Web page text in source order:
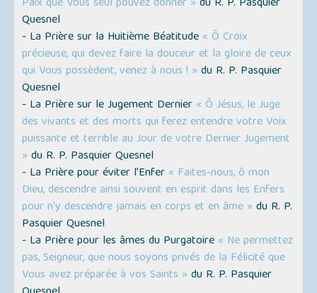
Quesnel
- La Prière sur la Huitième Béatitude « Ô Croix
précieuse, qui devez faire la douceur et la gloire de ceux
qui Vous possèdent, venez à nous ! » du R. P. Pasquier
Quesnel
- La Prière sur le Jugement Dernier « Ô Jésus, le Juge
des vivants et des morts qui ferez entendre votre Voix
puissante et terrible au Jour de votre Dernier Jugement
» du R. P. Pasquier Quesnel
- La Prière pour éviter l’Enfer « Faites-nous, ô mon
Dieu, descendre ainsi souvent en esprit dans les Enfers
pour n'y descendre jamais en corps et en âme » du R. P.
Pasquier Quesnel
- La Prière pour les âmes du Purgatoire « Ne permettez
pas, Seigneur, que nous soyons privés de la Félicité que
Vous avez préparée à vos Saints » du R. P. Pasquier